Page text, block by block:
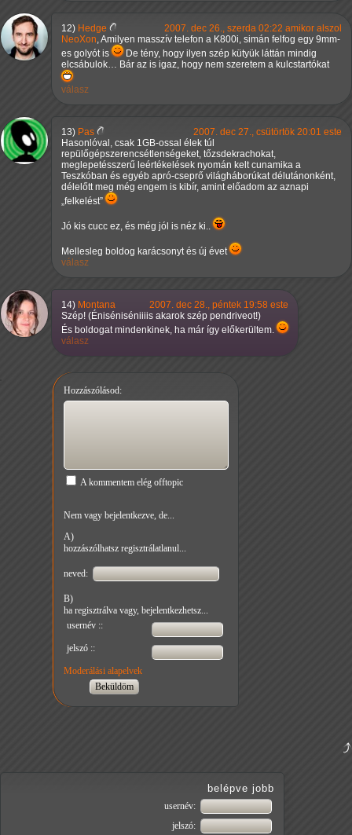
12) Hedge
2007. dec 26., szerda 02:22 amikor alszol
NeoXon, Amilyen masszív telefon a K800i, simán felfog egy 9mm-
es golyót is
De tény, hogy ilyen szép kütyük láttán mindig
elcsábulok… Bár az is igaz, hogy nem szeretem a kulcstartókat
válasz
13) Pas
2007. dec 27., csütörtök 20:01 este
Hasonlóval, csak 1GB-ossal élek túl
repülőgépszerencsétlenségeket, tőzsdekrachokat,
meglepetésszerű leértékelések nyomán kelt cunamika a
Teszkóban és egyéb apró-cseprő világháborúkat délutánonként,
délelőtt meg még engem is kibír, amint előadom az aznapi
felkelést
Jó kis cucc ez, és még jól is néz ki..
Mellesleg boldog karácsonyt és új évet
válasz
14) Montana
2007. dec 28., péntek 19:58 este
Szép! (Éniséniséniiiis akarok szép pendriveot!)
És boldogat mindenkinek, ha már így előkerültem.
válasz
Hozzászólásod:
A kommentem elég offtopic
Nem vagy bejelentkezve, de...
A)
hozzászólhatsz regisztrálatlanul...
neved:
B)
ha regisztrálva vagy, bejelentkezhetsz...
usernév ::
jelszó ::
Moderálási alapelvek
belépve jobb
usernév:
jelszó: